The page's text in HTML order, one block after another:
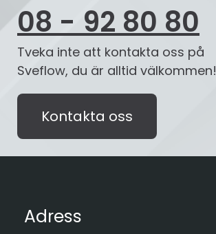
08 - 92 80 80
Tveka inte att kontakta oss på
Sveflow, du är alltid välkommen!
Kontakta oss
Adress